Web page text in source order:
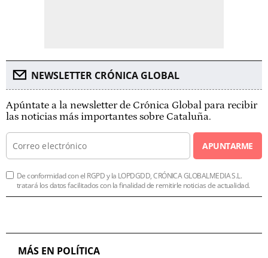
NEWSLETTER CRÓNICA GLOBAL
Apúntate a la newsletter de Crónica Global para recibir
las noticias más importantes sobre Cataluña.
APUNTARME
De conformidad con el RGPD y la LOPDGDD, CRÓNICA GLOBALMEDIA S.L.
tratará los datos facilitados con la finalidad de remitirle noticias de actualidad.
MÁS EN POLÍTICA